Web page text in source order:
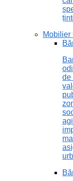
Mobilier
de